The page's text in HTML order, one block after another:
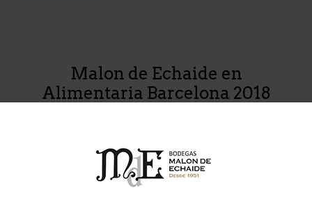
Malon de Echaide en
Alimentaria Barcelona 2018